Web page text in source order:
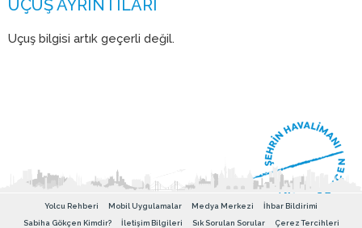
Uçuş bilgisi artık geçerli değil.
Yolcu Rehberi Mobil Uygulamalar Medya Merkezi
İhbar Bildirimi
Sabiha Gökçen Kimdir?
İletişim Bilgileri Sık Sorulan Sorular Çerez Tercihleri